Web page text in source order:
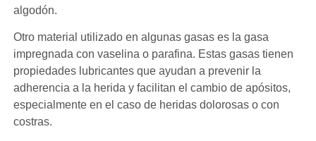
algodón.
Otro material utilizado en algunas gasas es la gasa
impregnada con vaselina o parafina. Estas gasas tienen
propiedades lubricantes que ayudan a prevenir la
adherencia a la herida y facilitan el cambio de apósitos,
especialmente en el caso de heridas dolorosas o con
costras.